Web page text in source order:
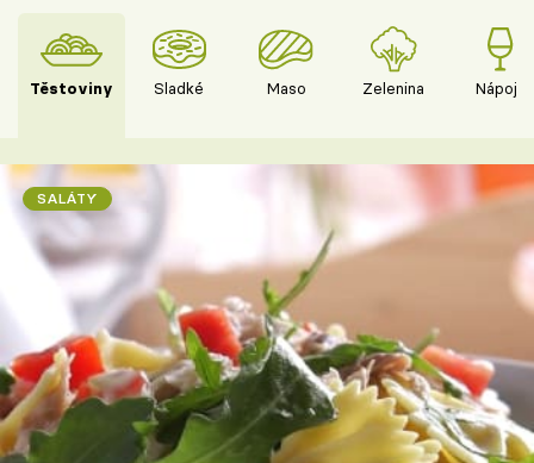
Těstoviny Sladké Maso Zelenina Nápoje
SALÁTY